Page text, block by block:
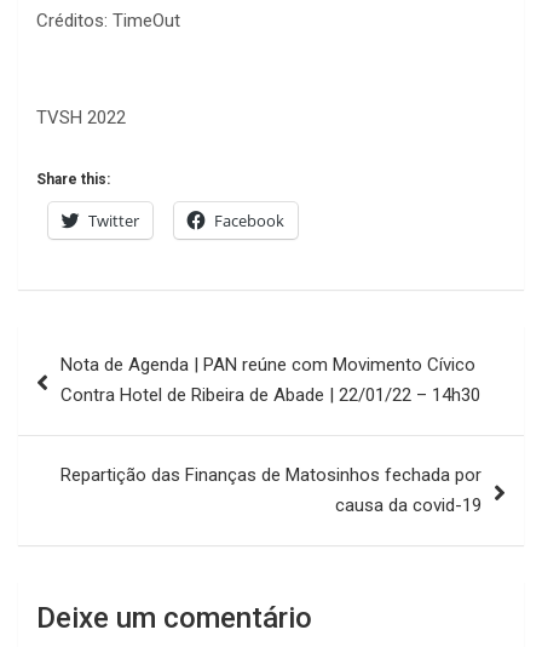
Créditos: TimeOut
TVSH 2022
Share this:
Twitter Facebook
de
Nota de Agenda | PAN reúne com Movimento Cívico
Contra Hotel de Ribeira de Abade | 22/01/22 – 14h30
Repartição das Finanças de Matosinhos fechada por
causa da covid-19
Deixe um comentário